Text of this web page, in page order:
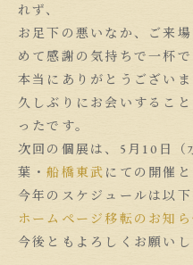
れず、
お足下の悪いなか、ご来
めて感謝の気持ちで一杯で
本当にありがとうございま
久しぶりにお会いするこ
ったです。
次回の個展は、5月10日（
葉・船橋東武 にての開催と
今年のスケジュールは以
ホームページ移転のお知
今後ともよろしくお願いし